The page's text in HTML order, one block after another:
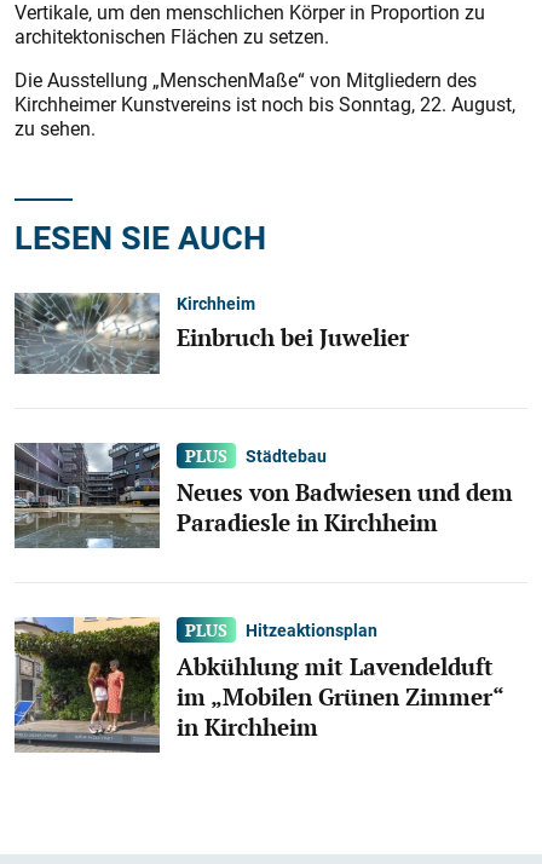
Vertikale, um den menschlichen Körper in Proportion zu
architektonischen Flächen zu setzen.
Die Ausstellung „MenschenMaße“ von Mitgliedern des
Kirchheimer Kunstvereins ist noch bis Sonntag, 22. August,
zu sehen.
LESEN SIE AUCH
Kirchheim
Einbruch bei Juwelier
Städtebau
Neues von Badwiesen und dem
Paradiesle in Kirchheim
Hitzeaktionsplan
Abkühlung mit Lavendelduft
im „Mobilen Grünen Zimmer“
in Kirchheim